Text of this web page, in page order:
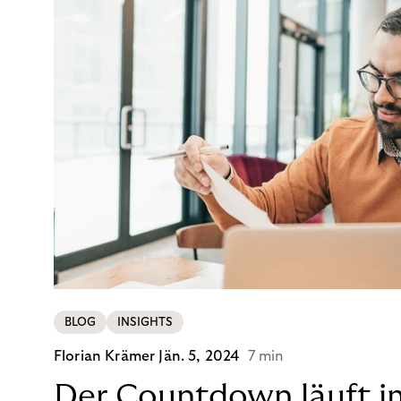
BLOG INSIGHTS
Florian Krämer Jän. 5, 2024 7 min